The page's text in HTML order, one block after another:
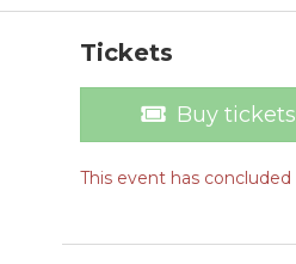
Tickets
Buy tickets
This event has concluded